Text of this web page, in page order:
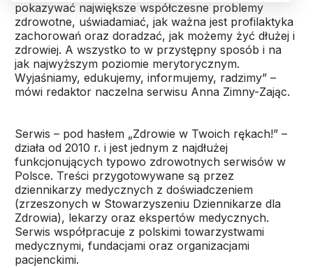
pokazywać największe współczesne problemy
zdrowotne, uświadamiać, jak ważna jest profilaktyka
zachorowań oraz doradzać, jak możemy żyć dłużej i
zdrowiej. A wszystko to w przystępny sposób i na
jak najwyższym poziomie merytorycznym.
Wyjaśniamy, edukujemy, informujemy, radzimy” –
mówi redaktor naczelna serwisu Anna Zimny-Zając.
Serwis – pod hasłem „Zdrowie w Twoich rękach!” –
działa od 2010 r. i jest jednym z najdłużej
funkcjonujących typowo zdrowotnych serwisów w
Polsce. Treści przygotowywane są przez
dziennikarzy medycznych z doświadczeniem
(zrzeszonych w Stowarzyszeniu Dziennikarze dla
Zdrowia), lekarzy oraz ekspertów medycznych.
Serwis współpracuje z polskimi towarzystwami
medycznymi, fundacjami oraz organizacjami
pacjenckimi.